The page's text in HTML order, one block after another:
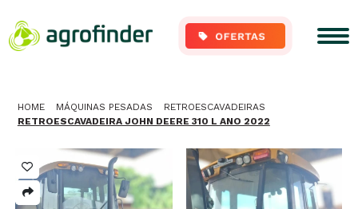
HOME MÁQUINAS PESADAS
RETROESCAVADEIRAS
RETROESCAVADEIRA JOHN DEERE 310 L ANO 2022